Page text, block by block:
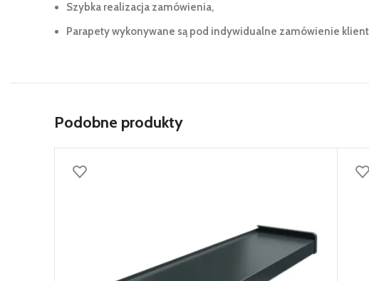
Szybka realizacja zamówienia,
Parapety wykonywane są pod indywidualne zamówienie
Podobne produkty